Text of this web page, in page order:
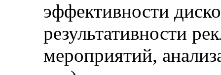
эффективности
результативности
мероприятий,